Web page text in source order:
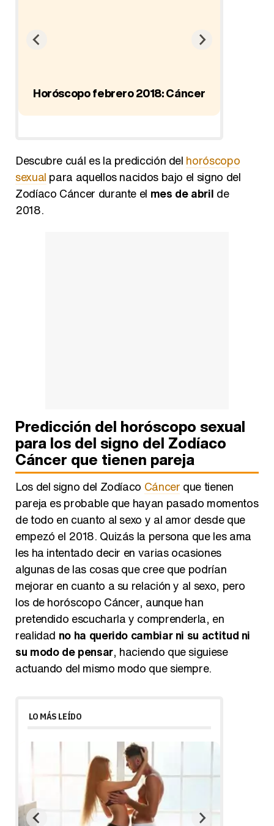
Descubre cuál es la predicción del horóscopo
sexual para aquellos nacidos bajo el signo del
Zodíaco Cáncer durante el mes de abril de
2018.
Predicción del horóscopo sexual
para los del signo del Zodíaco
Cáncer que tienen pareja
Los del signo del Zodíaco Cáncer que tienen
pareja es probable que hayan pasado momentos
de todo en cuanto al sexo y al amor desde que
empezó el 2018. Quizás la persona que les ama
les ha intentado decir en varias ocasiones
algunas de las cosas que cree que podrían
mejorar en cuanto a su relación y al sexo, pero
los de horóscopo Cáncer, aunque han
pretendido escucharla y comprenderla, en
realidad no ha querido cambiar ni su actitud ni
su modo de pensar, haciendo que siguiese
actuando del mismo modo que siempre.
LO MÁS LEÍDO